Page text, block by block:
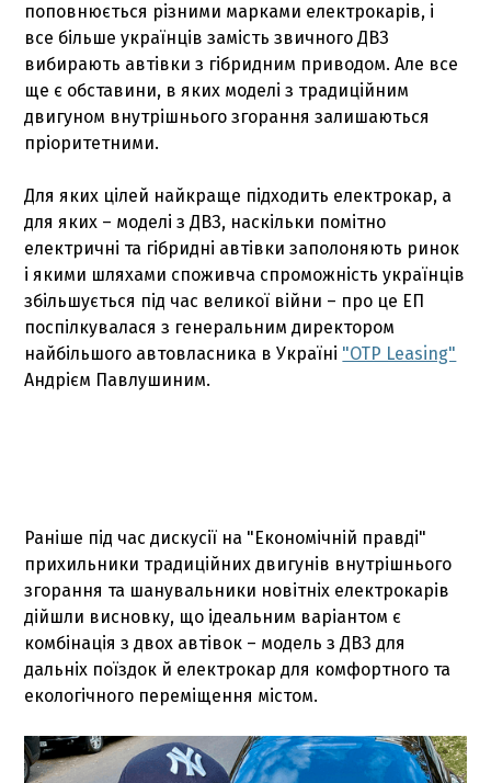
поповнюється різними марками електрокарів, і
все більше українців замість звичного ДВЗ
вибирають автівки з гібридним приводом. Але все
ще є обставини, в яких моделі з традиційним
двигуном внутрішнього згорання залишаються
пріоритетними.
Для яких цілей найкраще підходить електрокар, а
для яких – моделі з ДВЗ, наскільки помітно
електричні та гібридні автівки заполоняють ринок
і якими шляхами споживча спроможність українців
збільшується під час великої війни – про це ЕП
поспілкувалася з генеральним директором
найбільшого автовласника в Україні "OTP Leasing"
Андрієм Павлушиним.
Раніше під час дискусії на "Економічній правді"
прихильники традиційних двигунів внутрішнього
згорання та шанувальники новітніх електрокарів
дійшли висновку, що ідеальним варіантом є
комбінація з двох автівок – модель з ДВЗ для
дальніх поїздок й електрокар для комфортного та
екологічного переміщення містом.